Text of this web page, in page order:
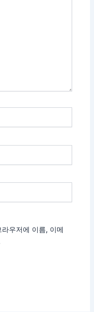
우저에 이름, 이메